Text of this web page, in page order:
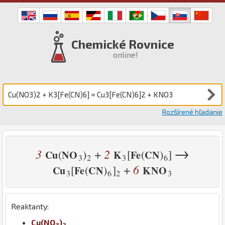
Chemické Rovnice
online!
Rozšírené hľadanie
3 Cu(NO3)2 + 2 K3 [Fe(CN)6] →
Cu3[Fe(CN)6]2 +6 KNO3
Reaktanty:
Cu(NO )